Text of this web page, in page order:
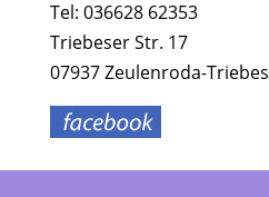
Tel: 036628 62353
Triebeser Str. 17
07937 Zeulenroda-Triebes